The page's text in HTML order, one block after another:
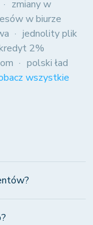
zmiany w
w biurze
jednolity plik
2%
polski ład
wszystkie